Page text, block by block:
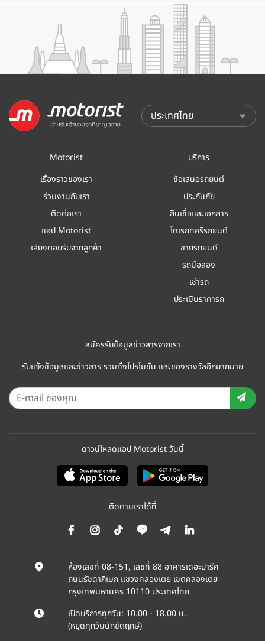
Motorist
เรื่องราวของเรา
ร่วมงานกับเรา
ติดต่อเรา
แอป Motorist
เสียงตอบรับจากลูกค้า
บริการ
ข้อเสนอรถยนต์
ประกันภัย
สินเชื่อและเอกสาร
ไดเรกทอรีรถยนต์
ขายรถยนต์
รถมือสอง
เช่ารถ
ประเมินราคารถ
สมัครรับข้อมูลข่าวสารจากเรา
รับแจ้งข้อมูลและข่าวสาร รวมทั้งโปรโมชั่น และของรางวัลอีกมากมาย
ดาวน์โหลดแอป Motorist วันนี้
ติดตามเราได้ที่
ห้องเลขที่ 08-151, เลขที่ 88 อาคารเดอะปาร์ค
ถนนรัชดาภิเษก แขวงคลองเตย เขตคลองเตย
กรุงเทพมหานคร 10110 ประเทศไทย
เปิดบริการทุกวัน: 10.00 - 18.00 น.
(หยุดทุกวันนักขัตฤกษ์)